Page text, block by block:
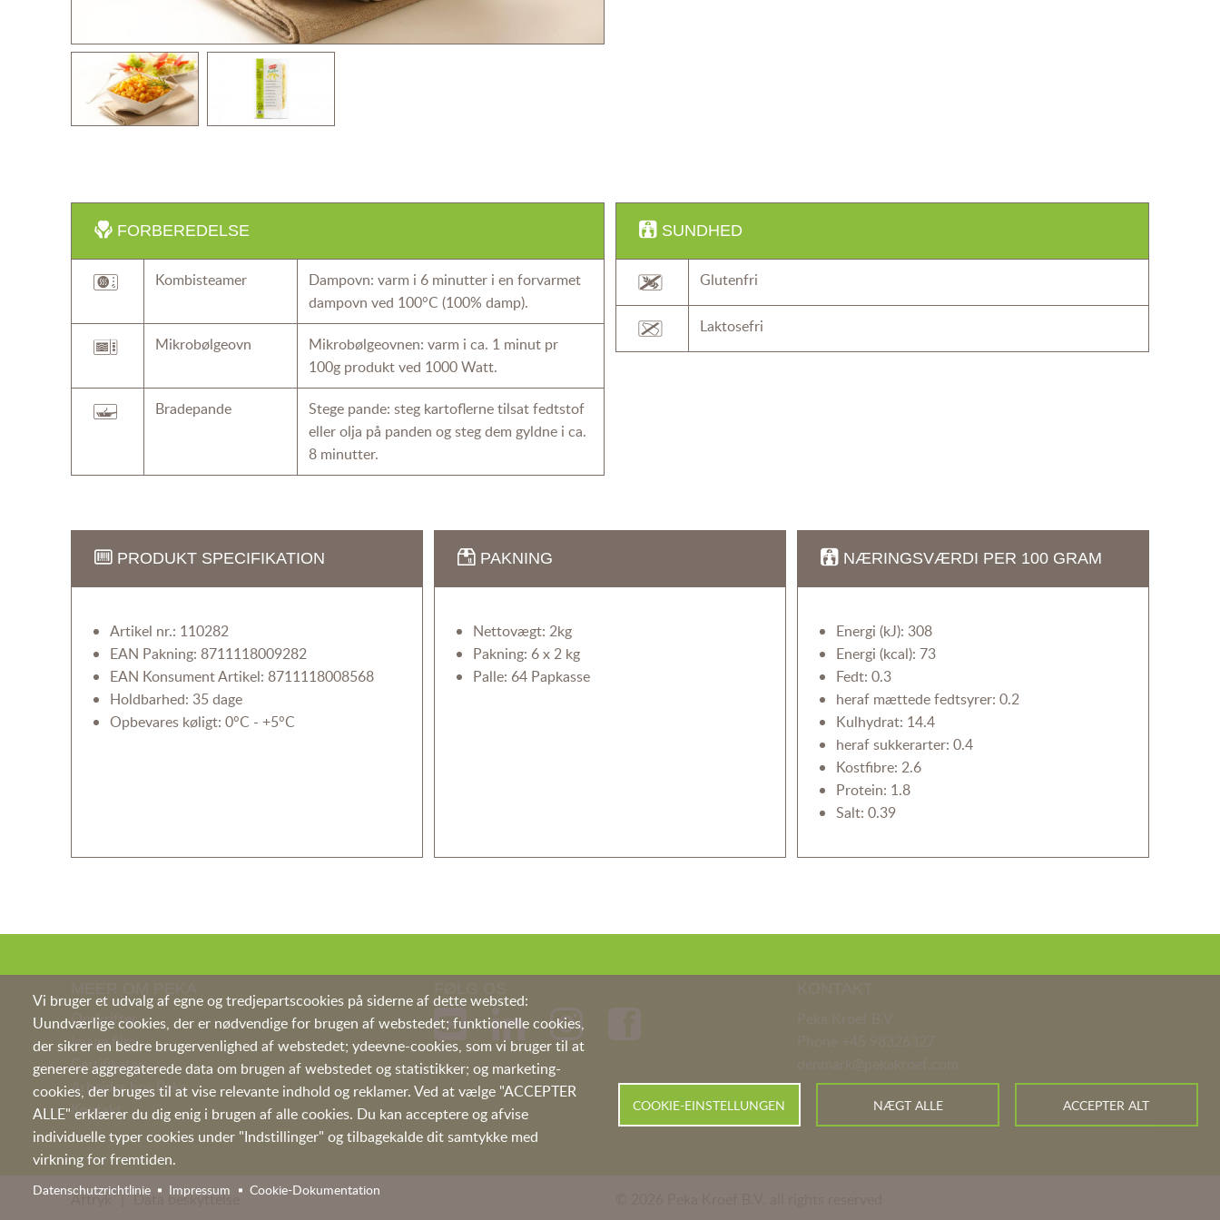
FORBEREDELSE
Kombisteamer
Dampovn: varm i 6 minutter i en forvarmet
dampovn ved 100°C (100% damp).
Mikrobølgeovn
Mikrobølgeovnen: varm i ca. 1 minut pr
100g produkt ved 1000 Watt.
Bradepande
Stege pande: steg kartoflerne tilsat fedtstof
eller olja på panden og steg dem gyldne i ca.
8 minutter.
SUNDHED
Glutenfri
Laktosefri
PRODUKT SPECIFIKATION
Artikel nr.: 110282
EAN Pakning: 8711118009282
EAN Konsument Artikel: 8711118008568
Holdbarhed: 35 dage
Opbevares køligt: 0°C - +5°C
PAKNING
Nettovægt: 2kg
Pakning: 6 x 2 kg
Palle: 64 Papkasse
NÆRINGSVÆRDI PER 100 GRAM
Energi (kJ): 308
Energi (kcal): 73
Fedt: 0.3
heraf mættede fedtsyrer: 0.2
Kulhydrat: 14.4
heraf sukkerarter: 0.4
Kostfibre: 2.6
Protein: 1.8
Salt: 0.39
Vi bruger et udvalg af egne og tredjepartscookies på siderne af dette websted:
Uundværlige cookies, der er nødvendige for brugen af webstedet; funktionelle cookies,
der sikrer en bedre brugervenlighed af webstedet; ydeevne-cookies, som vi bruger til at
generere aggregaterede data om brugen af webstedet og statistikker; og marketing-
cookies, der bruges til at vise relevante indhold og reklamer. Ved at vælge "ACCEPTER
ALLE" erklærer du dig enig i brugen af alle cookies. Du kan acceptere og afvise
individuelle typer cookies under "Indstillinger" og tilbagekalde dit samtykke med
virkning for fremtiden.
Datenschutzrichtlinie Impressum Cookie-Dokumentation
COOKIE-EINSTELLUNGEN NÆGT ALLE ACCEPTER ALT
Opskrifter
Image film
Certifikater
Arbejder hos Peka
Kontakt
Aftryk Data beskyttelse